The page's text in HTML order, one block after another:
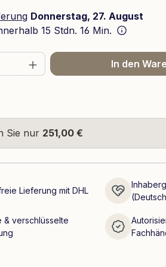
Donnerstag, 27. August
15 Stdn. 16 Min.
Anzahl: Gib denIn den
Sie nur 251,00 €
Lieferung mit DHL
& verschlüsselte